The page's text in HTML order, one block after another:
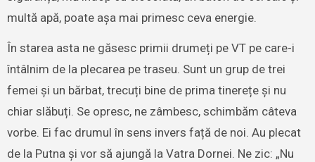
multă apă, poate așa mai primesc ceva energie.
În starea asta ne găsesc primii drumeți pe VT pe care-i
întâlnim de la plecarea pe traseu. Sunt un grup de trei
femei și un bărbat, trecuți bine de prima tinerețe și nu
chiar slăbuți. Se opresc, ne zâmbesc, schimbăm câteva
vorbe. Ei fac drumul în sens invers față de noi. Au plecat
de la Putna și vor să ajungă la Vatra Dornei. Ne zic: „Nu